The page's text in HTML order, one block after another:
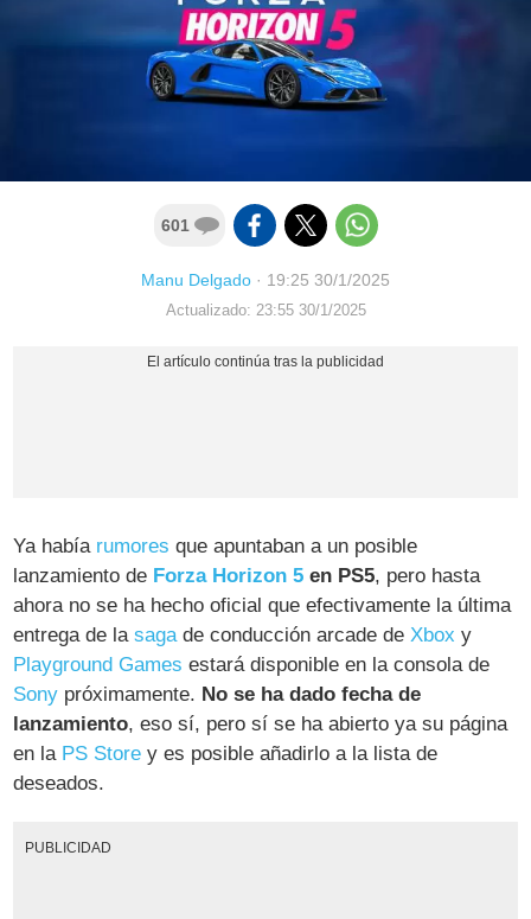
601
Manu Delgado · 19:25 30/1/2025
Actualizado: 23:55 30/1/2025
Ya había rumores que apuntaban a un posible
lanzamiento de Forza Horizon 5 en PS5, pero hasta
ahora no se ha hecho oficial que efectivamente la última
entrega de lasagade conducción arcade deXbox y
Playground Games estará disponible en la consola de
Sony próximamente. No se ha dado fecha de
lanzamiento, eso sí, pero sí se ha abierto ya su página
en la PS Store y es posible añadirlo a la lista de
deseados.
PUBLICIDAD